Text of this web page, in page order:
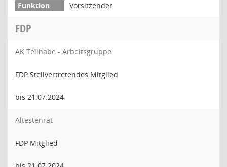
Vorsitzender
FDP
AK Teilhabe - Arbeitsgruppe
FDP Stellvertretendes Mitglied
bis 21.07.2024
Ältestenrat
FDP Mitglied